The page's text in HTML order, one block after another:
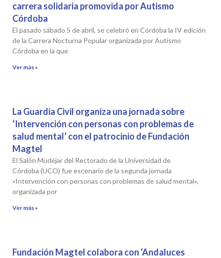
carrera solidaria promovida por Autismo
Córdoba
El pasado sábado 5 de abril, se celebró en Córdoba la IV edición
de la Carrera Nocturna Popular organizada por Autismo
Córdoba en la que
Ver más »
La Guardia Civil organiza una jornada sobre
‘Intervención con personas con problemas de
salud mental’ con el patrocinio de Fundación
Magtel
El Salón Mudéjar del Rectorado de la Universidad de
Córdoba (UCO) fue escenario de la segunda jornada
«Intervención con personas con problemas de salud mental»,
organizada por
Ver más »
Fundación Magtel colabora con ‘Andaluces